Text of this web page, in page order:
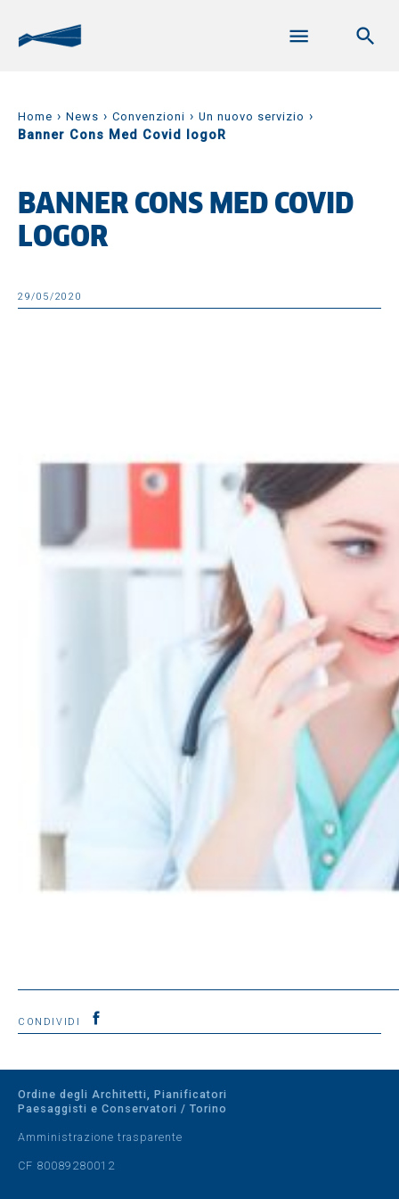
Home › News › Convenzioni › Un nuovo servizio ›
Banner Cons Med Covid logoR
BANNER CONS MED COVID
LOGOR
29/05/2020
CONDIVIDI
Ordine degli Architetti, Pianificatori
Paesaggisti e Conservatori / Torino
Amministrazione trasparente
CF 80089280012